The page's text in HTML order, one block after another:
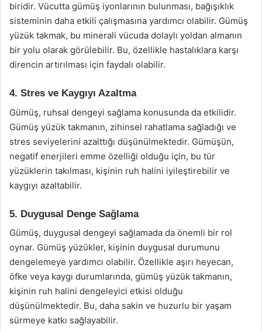
biridir. Vücutta gümüş iyonlarının bulunması, bağışıklık
sisteminin daha etkili çalışmasına yardımcı olabilir. Gümüş
yüzük takmak, bu minerali vücuda dolaylı yoldan almanın
bir yolu olarak görülebilir. Bu, özellikle hastalıklara karşı
direncin artırılması için faydalı olabilir.
4. Stres ve Kaygıyı Azaltma
Gümüş, ruhsal dengeyi sağlama konusunda da etkilidir.
Gümüş yüzük takmanın, zihinsel rahatlama sağladığı ve
stres seviyelerini azalttığı düşünülmektedir. Gümüşün,
negatif enerjileri emme özelliği olduğu için, bu tür
yüzüklerin takılması, kişinin ruh halini iyileştirebilir ve
kaygıyı azaltabilir.
5. Duygusal Denge Sağlama
Gümüş, duygusal dengeyi sağlamada da önemli bir rol
oynar. Gümüş yüzükler, kişinin duygusal durumunu
dengelemeye yardımcı olabilir. Özellikle aşırı heyecan,
öfke veya kaygı durumlarında, gümüş yüzük takmanın,
kişinin ruh halini dengeleyici etkisi olduğu
düşünülmektedir. Bu, daha sakin ve huzurlu bir yaşam
sürmeye katkı sağlayabilir.